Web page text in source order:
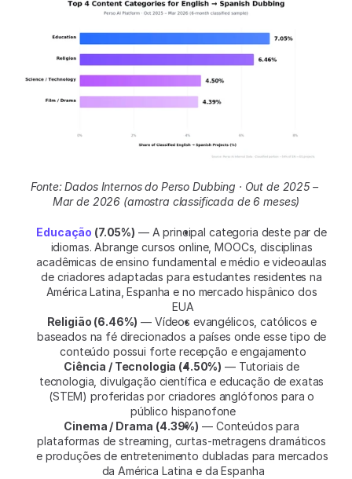
Fonte: Dados Internos do Perso Dubbing · Out de 2025 –
Mar de 2026 (amostra classificada de 6 meses)
Educação (7.05%) — A principal categoria deste par de
idiomas. Abrange cursos online, MOOCs, disciplinas
acadêmicas de ensino fundamental e médio e videoaulas
de criadores adaptadas para estudantes residentes na
América Latina, Espanha e no mercado hispânico dos
EUA
Religião (6.46%) — Vídeos evangélicos, católicos e
baseados na fé direcionados a países onde esse tipo de
conteúdo possui forte recepção e engajamento
Ciência / Tecnologia (4.50%) — Tutoriais de
tecnologia, divulgação científica e educação de exatas
(STEM) proferidas por criadores anglófonos para o
público hispanofone
Cinema / Drama (4.39%) — Conteúdos para
plataformas de streaming, curtas-metragens dramáticos
e produções de entretenimento dubladas para mercados
da América Latina e da Espanha